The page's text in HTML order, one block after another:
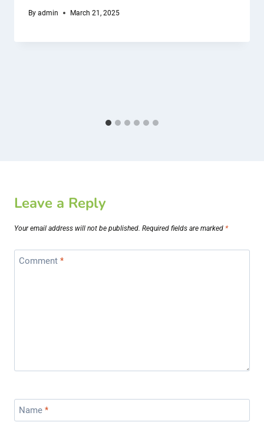
By admin March 21, 2025
Leave a Reply
Your email address will not be published. Required fields are marked *
Comment *
Name *